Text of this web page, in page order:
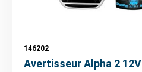
146202
Avertisseur Alpha 2 12V